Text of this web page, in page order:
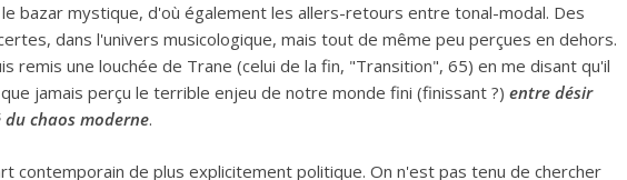
bazar mystique, d'où également les allers-retours entre tonal-modal. Des
dans l'univers musicologique, mais tout de même peu perçues en dehors.
remis une louchée de Trane (celui de la fin, "Transition", 65) en me disant qu'il
jamais perçu le terrible enjeu de notre monde fini (finissant ?) entre désir
chaos moderne.
contemporain de plus explicitement politique. On n'est pas tenu de chercher